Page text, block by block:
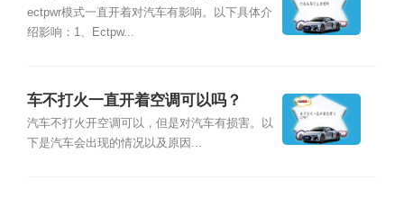
ectpwr模式一直开着对汽车有影响。以下具体介
绍影响：1、Ectpw...
车不打火一直开着空调可以吗？
汽车不打火开空调可以，但是对汽车有损害。以
下是汽车会出现的情况以及原因...